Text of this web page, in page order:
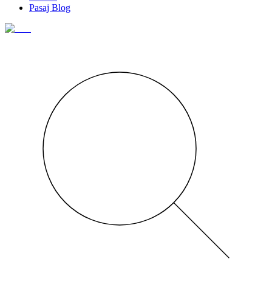
Pasaj Blog